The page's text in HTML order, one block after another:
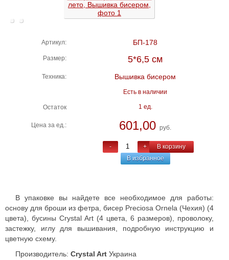
Артикул: БП-178
Размер: 5*6,5 см
Техника: Вышивка бисером
Есть в наличии
Остаток 1 ед.
Цена за ед.: 601,00 руб.
- +
В корзину
В избранное
В упаковке вы найдете все необходимое для работы:
основу для броши из фетра, бисер Preciosa Ornela (Чехия) (4
цвета), бусины Crystal Art (4 цвета, 6 размеров), проволоку,
застежку, иглу для вышивания, подробную инструкцию и
цветную схему.
Производитель: Crystal Art Украина